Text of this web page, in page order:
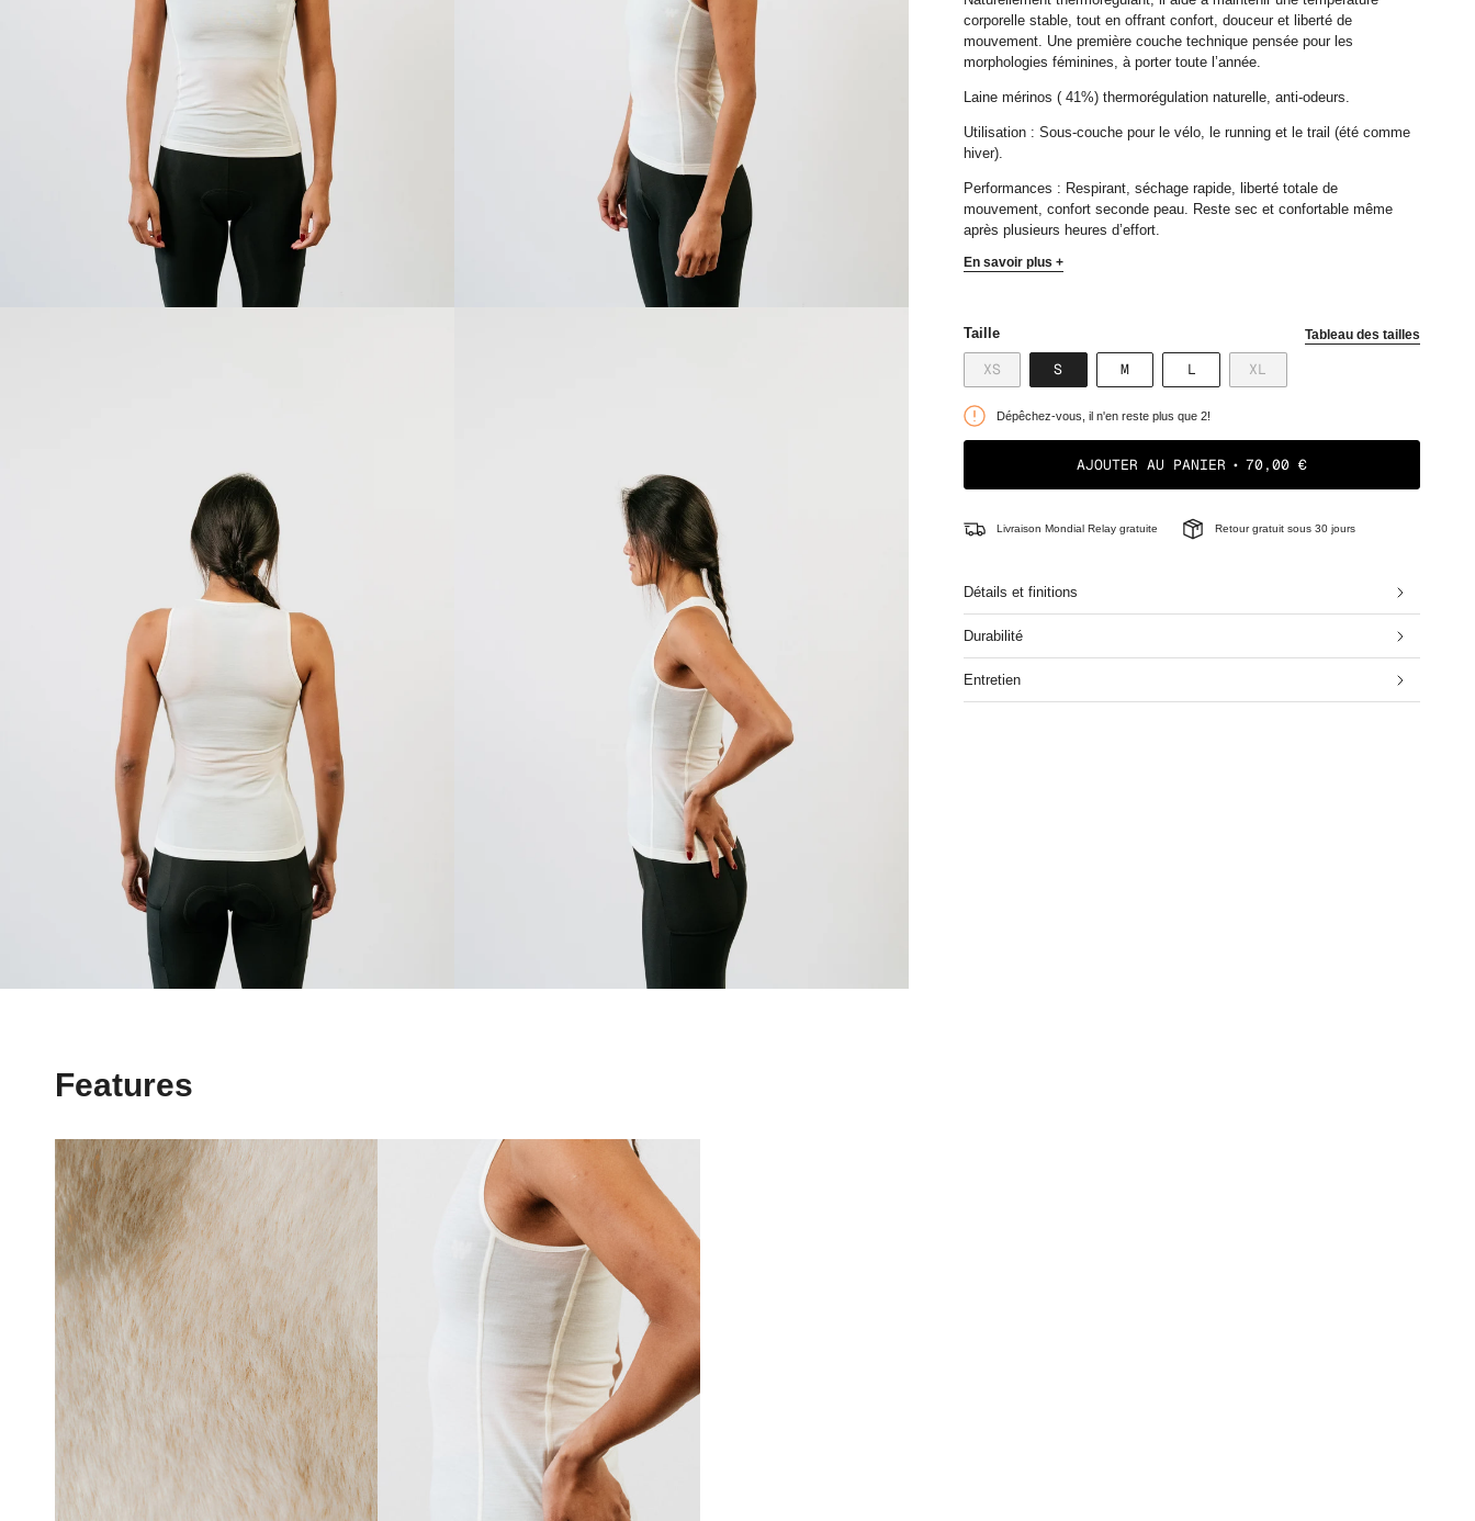
corporelle stable, tout en offrant confort, douceur et liberté de
mouvement. Une première couche technique pensée pour les
morphologies féminines, à porter toute l’année.
Laine mérinos ( 41%) thermorégulation naturelle, anti-odeurs.
Utilisation : Sous-couche pour le vélo, le running et le trail (été comme
hiver).
Performances : Respirant, séchage rapide, liberté totale de
mouvement, confort seconde peau. Reste sec et confortable même
après plusieurs heures d’effort.
En savoir plus +
Taille Tableau des tailles
XSVARIANTE
ÉPUISÉE
NON
DISPONIBLE
SVARIANTE
ÉPUISÉE
NON
DISPONIBLE
MVARIANTE
ÉPUISÉE
NON
DISPONIBLE
L VARIANTE
ÉPUISÉE
NON
DISPONIBLE
XL
ÉPUISÉE
DISPONIBLE
Dépêchez-vous, il n'en reste plus que 2!
AJOUTER AU PANIER 70,00 €
Livraison Mondial Relay gratuite Retour gratuit sous 30 jours
Détails et finitions
Durabilité
Entretien
Features